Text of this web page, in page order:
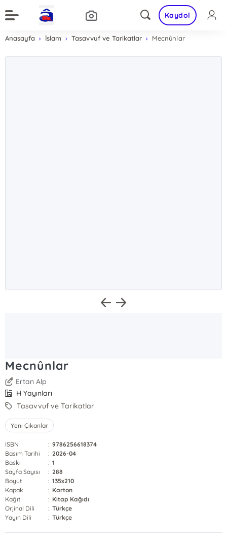
Kaydol
Anasayfa İslam Tasavvuf ve Tarikatlar Mecnûnlar
Mecnûnlar
Ertan Alp
H Yayınları
Tasavvuf ve Tarikatlar
Yeni Çıkanlar
ISBN : 9786256618374
Basım Tarihi
: 2026-04
Baskı
: 1
Sayfa Sayısı
: 288
Boyut
: 135x210
Kapak
: Karton
Kağıt
: Kitap Kağıdı
Orjinal Dili
: Türkçe
Yayın Dili
: Türkçe